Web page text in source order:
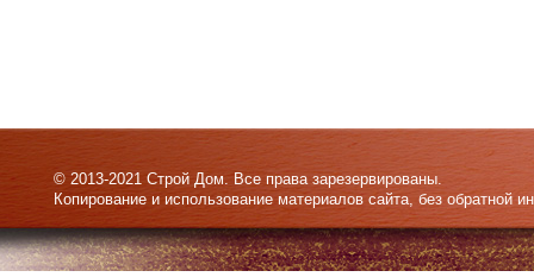
© 2013-2021 Строй Дом. Все права зарезервированы.
Копирование и использование материалов сайта, без обратной